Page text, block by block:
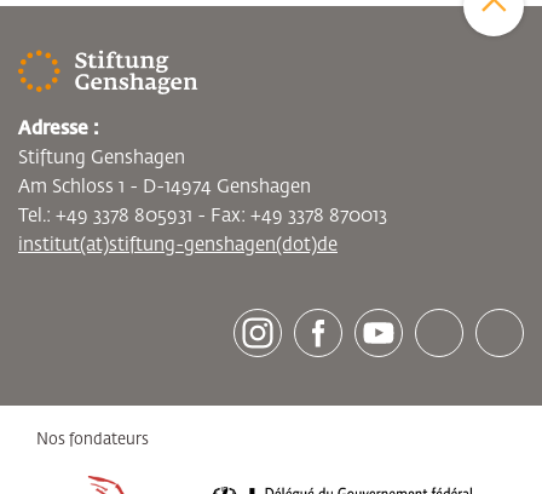
[socialLinksTitle]
Adresse :
Stiftung Genshagen
Am Schloss 1 - D-14974 Genshagen
Tel.: +49 3378 805931 - Fax: +49 3378 870013
institut(at)stiftung-genshagen(dot)de
Nos fondateurs